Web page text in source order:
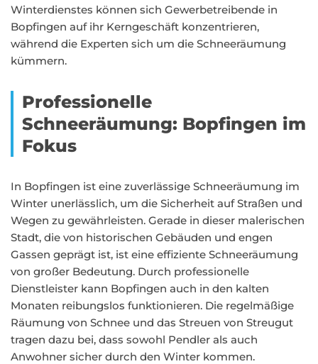
Winterdienstes können sich Gewerbetreibende in
Bopfingen auf ihr Kerngeschäft konzentrieren,
während die Experten sich um die Schneeräumung
kümmern.
Professionelle
Schneeräumung: Bopfingen im
Fokus
In Bopfingen ist eine zuverlässige Schneeräumung im
Winter unerlässlich, um die Sicherheit auf Straßen und
Wegen zu gewährleisten. Gerade in dieser malerischen
Stadt, die von historischen Gebäuden und engen
Gassen geprägt ist, ist eine effiziente Schneeräumung
von großer Bedeutung. Durch professionelle
Dienstleister kann Bopfingen auch in den kalten
Monaten reibungslos funktionieren. Die regelmäßige
Räumung von Schnee und das Streuen von Streugut
tragen dazu bei, dass sowohl Pendler als auch
Anwohner sicher durch den Winter kommen.